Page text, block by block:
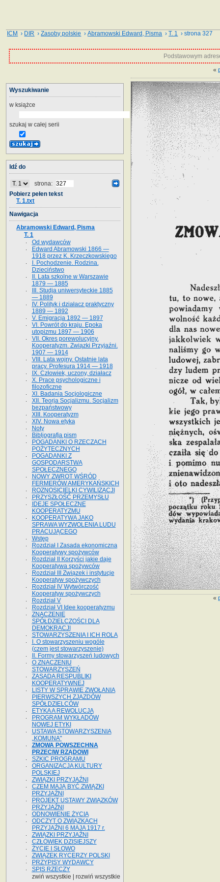
ICM › DIR ›Zasoby polskie ›Abramowski Edward, Pisma ›T. 1 › strona 327
Podstawowym
«
«
Wyszukiwanie
w książce
szukaj w całej serii
Idź do
strona:
Pobierz pełen tekst
T. 1.txt
Nawigacja
Abramowski Edward, Pisma
T. 1
Od wydawców
Edward Abramowski 1866 —
1918 przez K. Krzeczkowskiego
I. Pochodzenie. Rodzina.
Dzieciństwo
II. Lata szkolne w Warszawie
1879 — 1885
III. Studja uniwersyteckie 1885
— 1889
IV. Polityk i działacz praktyczny
1889 — 1892
V. Emigracja 1892 — 1897
VI. Powrót do kraju. Epoka
utopizmu 1897 — 1906
VII. Okres porewolucyjny.
Kooperatyzm. Związki Przyjaźni.
1907 — 1914
VIII. Lata wojny. Ostatnie lata
pracy. Profesura 1914 — 1918
IX. Człowiek, uczony, działacz
X. Prace psychologiczne i
filozoficzne
XI. Badania Socjologiczne
XII. Teorja Socjalizmu. Socjalizm
bezpaństwowy
XIII. Kooperatyzm
XIV. Nowa etyka
Noty
Bibljografja pism
POGADANKI O RZECZACH
POŻYTECZNYCH
POGADANKI Z
GOSPODARSTWA
SPOŁECZNEGO
NOWY ZWROT WŚRÓD
FERMERÓW AMERYKAŃSKICH
ROZNOSICIELKI CYWILIZACJI
PRZYSZŁOŚĆ PRZEMYSŁU
IDEJE SPOŁECZNE
KOOPERATYZMU
KOOPERATYWA JAKO
SPRAWA WYZWOLENIA LUDU
PRACUJĄCEGO
Wstęp
Rozdział I Zasada ekonomiczna
Kooperatywy spożywców
Rozdział II Korzyści jakie daje
Kooperatywa spożywców
Rozdział III Związek i instytucje
Kooperatyw spożywczych
Rozdział IV Wytwórczość
Kooperatyw spożywczych
Rozdział V
Rozdział VI Idee kooperatyzmu
ZNACZENIE
SPÓŁDZIELCZOŚCI DLA
DEMOKRACJI
STOWARZYSZENIA I ICH ROLA
I. O stowarzyszeniu wogóle
(czem jest stowarzyszenie)
II. Formy stowarzyszeń ludowych
O ZNACZENIU
STOWARZYSZEŃ
ZASADA RESPUBLIKI
KOOPERATYWNEJ
LISTY W SPRAWIE ZWOŁANIA
PIERWSZYCH ZJAZDÓW
SPÓŁDZIELCÓW
ETYKA A REWOLUCJA
PROGRAM WYKŁADÓW
NOWEJ ETYKI
USTAWA STOWARZYSZENIA
„KOMUNA"
ZMOWA POWSZECHNA
PRZECIW RZĄDOWI
SZKIC PROGRAMU
ORGANIZACJA KULTURY
POLSKIEJ
ZWIĄZKI PRZYJAŹNI
CZEM MAJĄ BYĆ ZWIĄZKI
PRZYJAŹNI
PROJEKT USTAWY ZWIĄZKÓW
PRZYJAŹNI
ODNOWIENIE ŻYCIA
ODCZYT O ZWIĄZKACH
PRZYJAŹNI 6 MAJA 1917 r.
ZWIĄZKI PRZYJAŹNI
CZŁOWIEK DZISIEJSZY
ŻYCIE I SŁOWO
ZWIĄZEK RYCERZY POLSKI
PRZYPISY WYDAWCY
SPIS RZECZY
zwiń wszystkie
rozwiń wszystkie